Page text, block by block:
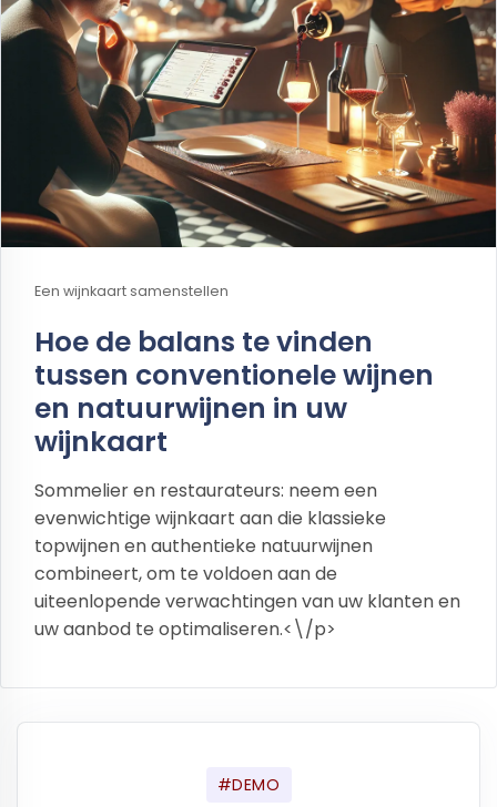
Een wijnkaart samenstellen
Hoe de balans te vinden
tussen conventionele wijnen
en natuurwijnen in uw
wijnkaart
Sommelier en restaurateurs: neem een
evenwichtige wijnkaart aan die klassieke
topwijnen en authentieke natuurwijnen
combineert, om te voldoen aan de
uiteenlopende verwachtingen van uw klanten en
uw aanbod te optimaliseren.<\/p>
#DEMO